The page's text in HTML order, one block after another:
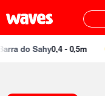
do Sahy0,4 - 0,5m